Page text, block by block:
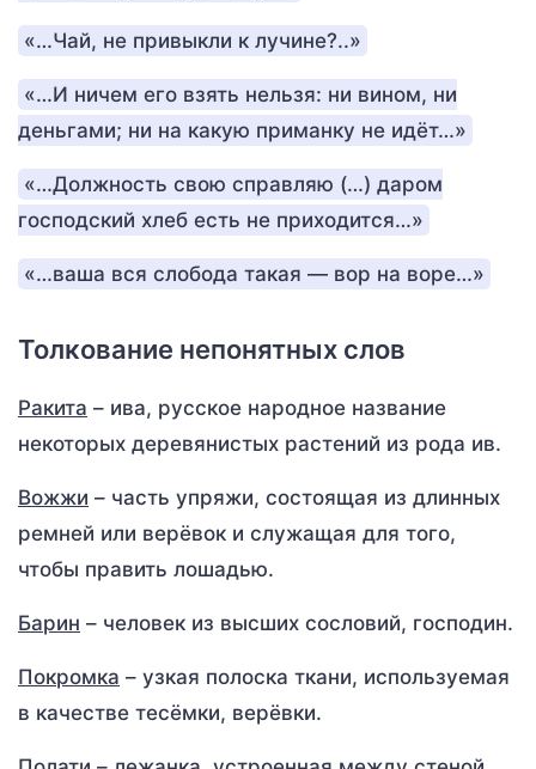
«…Чай, не привыкли к лучине?..»
«…И ничем его взять нельзя: ни вином, ни
деньгами; ни на какую приманку не идёт…»
«…Должность свою справляю (…) даром
господский хлеб есть не приходится…»
«…ваша вся слобода такая — вор на воре…»
Толкование непонятных слов
Ракита – ива, русское народное название
некоторых деревянистых растений из рода ив.
Вожжи – часть упряжи, состоящая из длинных
ремней или верёвок и служащая для того,
чтобы править лошадью.
Барин – человек из высших сословий, господин.
Покромка – узкая полоска ткани, используемая
в качестве тесёмки, верёвки.